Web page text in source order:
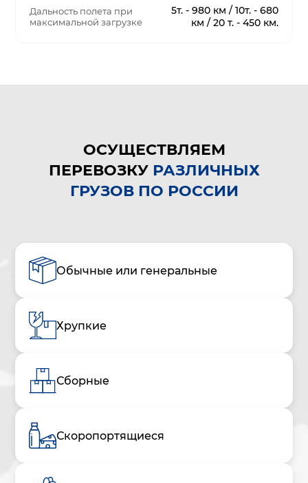
Дальность полета при
максимальной загрузке
5т. - 980 км / 10т. - 680
км / 20 т. - 450 км.
ОСУЩЕСТВЛЯЕМ
ПЕРЕВОЗКУРАЗЛИЧНЫХ
ГРУЗОВ ПО РОССИИ
Обычные или генеральные
Хрупкие
Сборные
Скоропортящиеся